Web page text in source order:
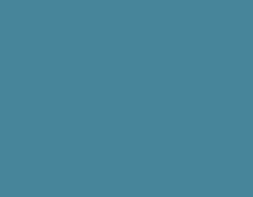
lesquelles je n’ai eu aucune
plupart du temps les
remarqué ma présence. Puis il y a
dans le livre, qui par définition
15% de planches qui ont été mises
moyens du bord, à savoir le
généralement moins de deux